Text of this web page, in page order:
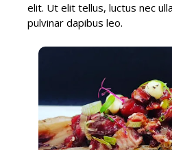
elit. Ut elit tellus, luctus nec
pulvinar dapibus leo.